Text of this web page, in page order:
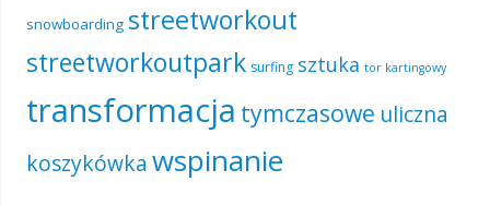
snowboarding streetworkout
streetworkoutpark surfing sztuka tor kartingowy
transformacja tymczasowe uliczna
koszykówka wspinanie